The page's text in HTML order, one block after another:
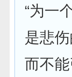
“为一
是悲
而不